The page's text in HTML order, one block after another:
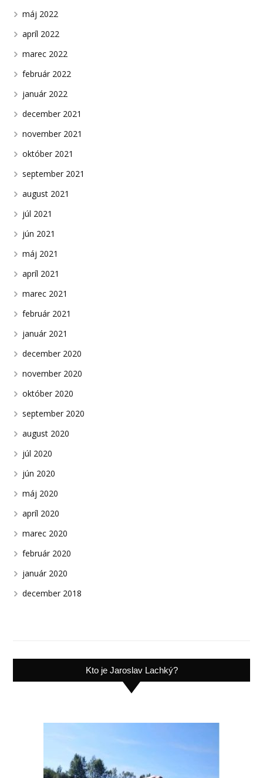
máj 2022
apríl 2022
marec 2022
február 2022
január 2022
december 2021
november 2021
október 2021
september 2021
august 2021
júl 2021
jún 2021
máj 2021
apríl 2021
marec 2021
február 2021
január 2021
december 2020
november 2020
október 2020
september 2020
august 2020
júl 2020
jún 2020
máj 2020
apríl 2020
marec 2020
február 2020
január 2020
december 2018
Kto je Jaroslav Lachký?